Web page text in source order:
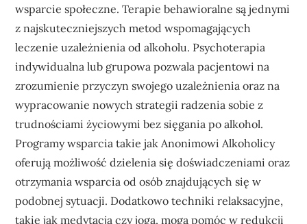
wsparcie społeczne. Terapie behawioralne są jednymi
z najskuteczniejszych metod wspomagających
leczenie uzależnienia od alkoholu. Psychoterapia
indywidualna lub grupowa pozwala pacjentowi na
zrozumienie przyczyn swojego uzależnienia oraz na
wypracowanie nowych strategii radzenia sobie z
trudnościami życiowymi bez sięgania po alkohol.
Programy wsparcia takie jak Anonimowi Alkoholicy
oferują możliwość dzielenia się doświadczeniami oraz
otrzymania wsparcia od osób znajdujących się w
podobnej sytuacji. Dodatkowo techniki relaksacyjne,
takie jak medytacja czy joga, mogą pomóc w redukcji